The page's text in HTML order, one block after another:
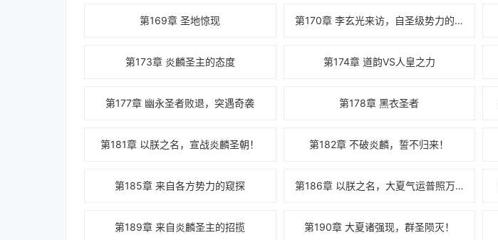
第169章 圣地惊现 第170章 李玄光来访，自圣级势力的关注
第173章 炎麟圣主的态度 第174章 道韵VS人皇之力
第177章 幽永圣者败退，突遇奇袭 第178章 黑衣圣者
第181章 以朕之名，宣战炎麟圣朝！ 第182章 不破炎麟，誓不归来！
第185章 来自各方势力的窥探 第186章 以朕之名，大夏气运普照万千！
第189章 来自炎麟圣主的招揽 第190章 大夏诸强现，群圣陨灭！